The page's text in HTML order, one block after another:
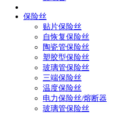
保险丝
贴片保险丝
自恢复保险丝
陶瓷管保险丝
塑胶型保险丝
玻璃管保险丝
三端保险丝
温度保险丝
电力保险丝/熔断器
玻璃管保险丝